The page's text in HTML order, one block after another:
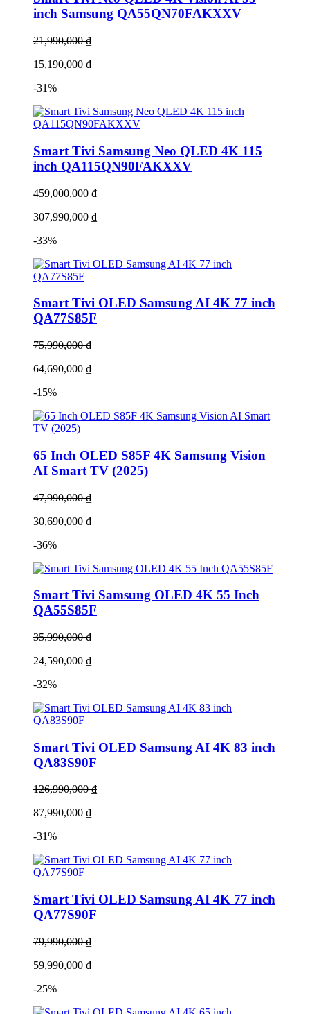
inch Samsung QA55QN70FAKXXV
21,990,000 ₫
15,190,000 ₫
-31%
Smart Tivi Samsung Neo QLED 4K 115
inch QA115QN90FAKXXV
459,000,000 ₫
307,990,000 ₫
-33%
Smart Tivi OLED Samsung AI 4K 77 inch
QA77S85F
75,990,000 ₫
64,690,000 ₫
-15%
65 Inch OLED S85F 4K Samsung Vision
AI Smart TV (2025)
47,990,000 ₫
30,690,000 ₫
-36%
Smart Tivi Samsung OLED 4K 55 Inch
QA55S85F
35,990,000 ₫
24,590,000 ₫
-32%
Smart Tivi OLED Samsung AI 4K 83 inch
QA83S90F
126,990,000 ₫
87,990,000 ₫
-31%
Smart Tivi OLED Samsung AI 4K 77 inch
QA77S90F
79,990,000 ₫
59,990,000 ₫
-25%